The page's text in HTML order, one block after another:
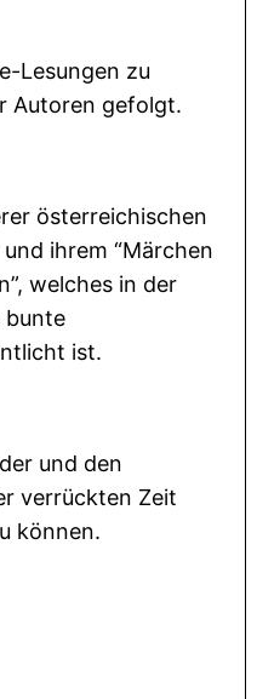
Lesungen zu
Autoren gefolgt.
österreichischen
ihrem “Märchen
welches in der
bunte
ist.
und den
verrückten Zeit
können.